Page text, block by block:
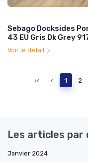
Sebago Docksides
43 EU Gris Dk Grey
Voir le détail
‹‹ ‹ 1 2
Les articles par
Janvier 2024